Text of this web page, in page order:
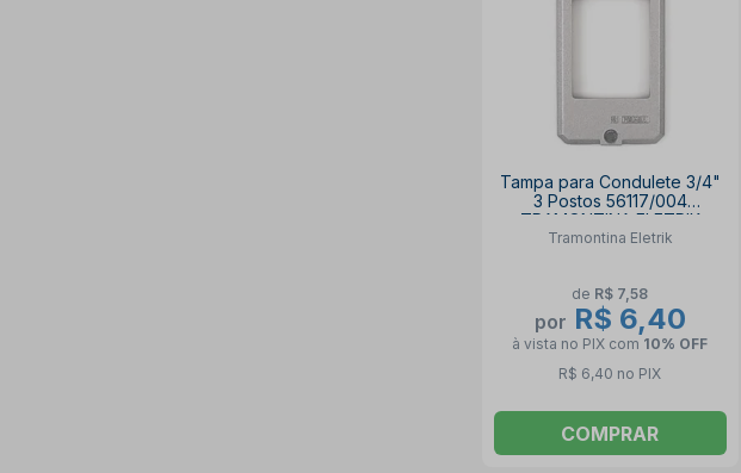
Tampa para Condulete 3/4"
3 Postos 56117/004
TRAMONTINA ELETRIK
Tramontina Eletrik
de R$ 7,58
por R$ 6,40
à vista no PIX com 10% OFF
R$ 6,40 no PIX
COMPRAR